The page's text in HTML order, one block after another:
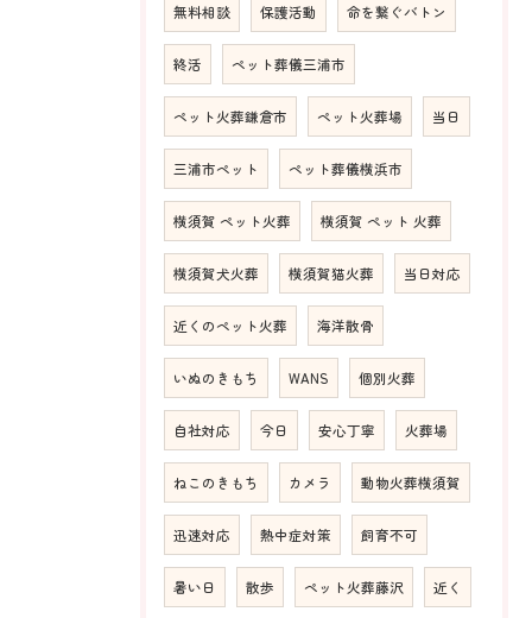
無料相談 保護活動 命を繋ぐバトン
終活 ペット葬儀三浦市
ペット火葬鎌倉市 ペット火葬場 当日
三浦市ペット ペット葬儀横浜市
横須賀 ペット火葬 横須賀 ペット 火葬
横須賀犬火葬 横須賀猫火葬 当日対応
近くのペット火葬 海洋散骨
いぬのきもち WANS 個別火葬
自社対応 今日 安心丁寧 火葬場
ねこのきもち カメラ 動物火葬横須賀
迅速対応 熱中症対策 飼育不可
暑い日 散歩 ペット火葬藤沢 近く